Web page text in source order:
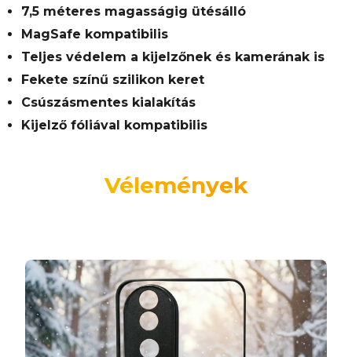
7,5 méteres magasságig ütésálló
MagSafe kompatibilis
Teljes védelem a kijelzőnek és kamerának is
Fekete színű szilikon keret
Csúszásmentes kialakítás
Kijelző fóliával kompatibilis
Vélemények